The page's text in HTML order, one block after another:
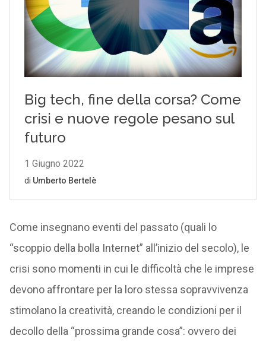
Come insegnano eventi del passato (quali lo
“scoppio della bolla Internet” all’inizio del secolo), le
crisi sono momenti in cui le difficoltà che le imprese
devono affrontare per la loro stessa sopravvivenza
stimolano la creatività, creando le condizioni per il
decollo della “prossima grande cosa”: ovvero dei